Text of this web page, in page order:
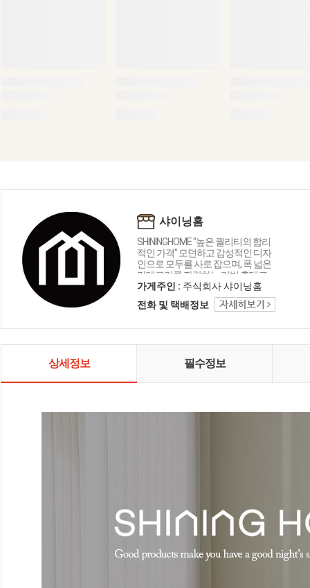
샤이닝홈
SHININGHOME "높은 퀄리티외 합리
적인 가격" 모던하고 감성적인 디자
인으로 모두를 사로 잡으며, 폭 넓은
카테고리를 자랑하는 리빙 홈데코
인테리어 샤이닝홈입니다.
가게주인 : 주식회사 샤이닝홈
전화 및 택배정보
상세정보 필수정보